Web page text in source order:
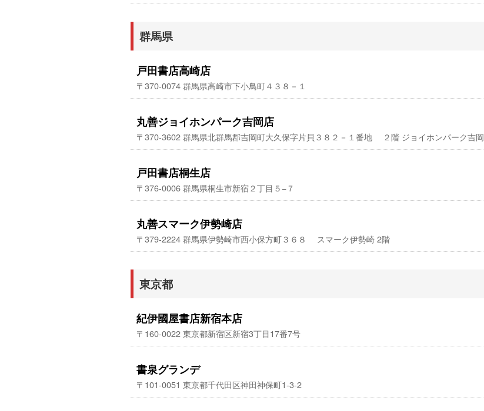
群馬県
戸田書店高崎店
〒370-0074 群馬県高崎市下小鳥町４３８－１
丸善ジョイホンパーク吉岡店
〒370-3602 群馬県北群馬郡吉岡町大久保字片貝３８２－１番地 ２階 ジョイホンパーク吉岡
戸田書店桐生店
〒376-0006 群馬県桐生市新宿２丁目５−７
丸善スマーク伊勢崎店
〒379-2224 群馬県伊勢崎市西小保方町３６８ スマーク伊勢崎 2階
東京都
紀伊國屋書店新宿本店
〒160-0022 東京都新宿区新宿3丁目17番7号
書泉グランデ
〒101-0051 東京都千代田区神田神保町1-3-2